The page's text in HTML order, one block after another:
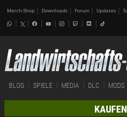
Merch-Shop Downloads Forum Updates
BLOG SPIELE MEDIA DLC MODS
KAUFEN